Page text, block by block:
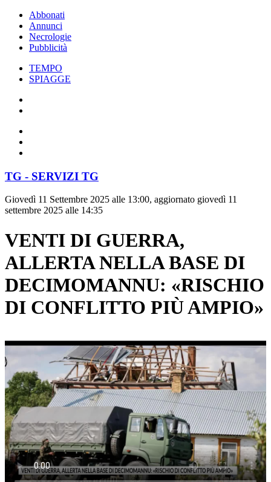
Abbonati
Annunci
Necrologie
Pubblicità
TEMPO
SPIAGGE
TG - SERVIZI TG
Giovedì 11 Settembre 2025 alle 13:00, aggiornato giovedì 11
settembre 2025 alle 14:35
VENTI DI GUERRA,
ALLERTA NELLA BASE DI
DECIMOMANNU: «RISCHIO
DI CONFLITTO PIÙ AMPIO»